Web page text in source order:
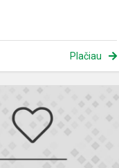
Plačiau